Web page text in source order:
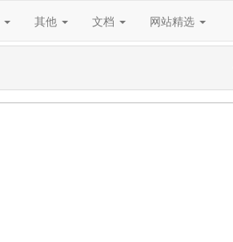
其他 文档 网站精选